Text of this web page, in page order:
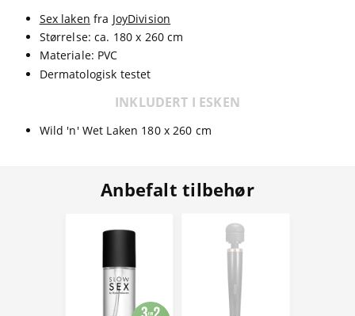
Sex laken fra JoyDivision
Størrelse: ca. 180 x 260 cm
Materiale: PVC
Dermatologisk testet
INKLUDERT I ESKEN
Wild 'n' Wet Laken 180 x 260 cm
Anbefalt tilbehør